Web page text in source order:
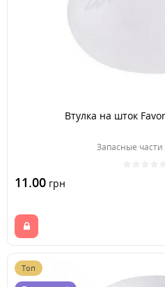
Втулка на шток
Запасные
11.00 грн
Топ